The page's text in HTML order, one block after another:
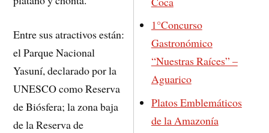
1°Concurso
Gastronómico
“Nuestras Raíces” –
Aguarico
Platos Emblemáticos
de la Amazonía
Entre sus atractivos están:
el Parque Nacional
Yasuní, declarado por la
UNESCO como Reserva
de Biósfera; la zona baja
de la Reserva de